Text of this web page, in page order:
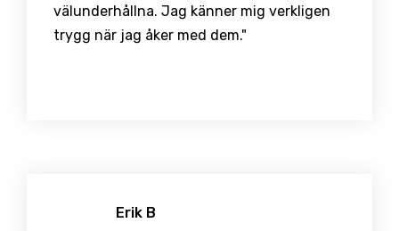
välunderhållna. Jag känner mig verkligen
trygg när jag åker med dem."
Erik B